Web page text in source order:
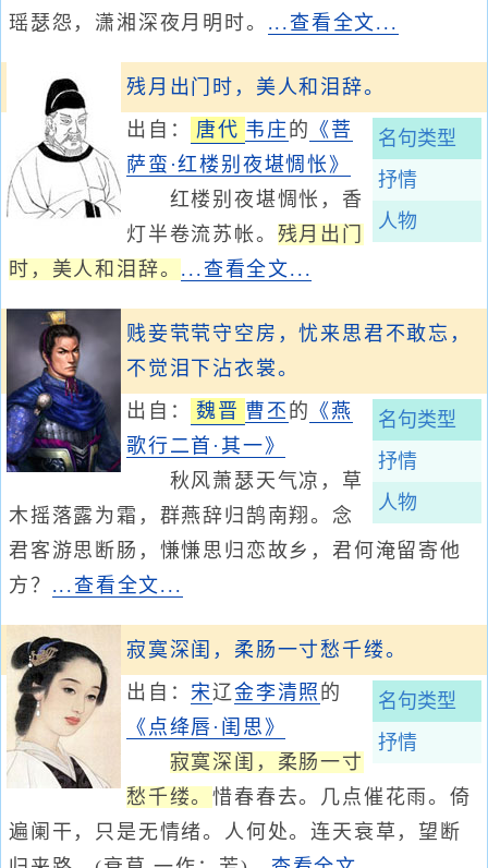
瑶瑟怨，潇湘深夜月明时。 ...查看全文...
残月出门时，美人和泪辞。
名句类型
抒情
人物
出自： 唐代 韦庄 的 《菩
萨蛮·红楼别夜堪惆怅》
红楼别夜堪惆怅，香
灯半卷流苏帐。 残月出门
时，美人和泪辞。 ...查看全文...
贱妾茕茕守空房，忧来思君不敢忘，
不觉泪下沾衣裳。
名句类型
抒情
人物
出自： 魏晋 曹丕 的 《燕
歌行二首·其一》
秋风萧瑟天气凉，草
木摇落露为霜，群燕辞归鹄南翔。念
君客游思断肠，慊慊思归恋故乡，君何淹留寄他
方？ ...查看全文...
寂寞深闺，柔肠一寸愁千缕。
名句类型
抒情
出自：宋辽金李清照 的
《点绛唇·闺思》
寂寞深闺，柔肠一寸
愁千缕。惜春春去。几点催花雨。倚
遍阑干，只是无情绪。人何处。连天衰草，望断